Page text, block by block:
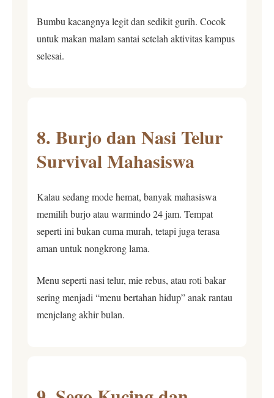
Bumbu kacangnya legit dan sedikit gurih. Cocok
untuk makan malam santai setelah aktivitas kampus
selesai.
8. Burjo dan Nasi Telur
Survival Mahasiswa
Kalau sedang mode hemat, banyak mahasiswa
memilih burjo atau warmindo 24 jam. Tempat
seperti ini bukan cuma murah, tetapi juga terasa
aman untuk nongkrong lama.
Menu seperti nasi telur, mie rebus, atau roti bakar
sering menjadi “menu bertahan hidup” anak rantau
menjelang akhir bulan.